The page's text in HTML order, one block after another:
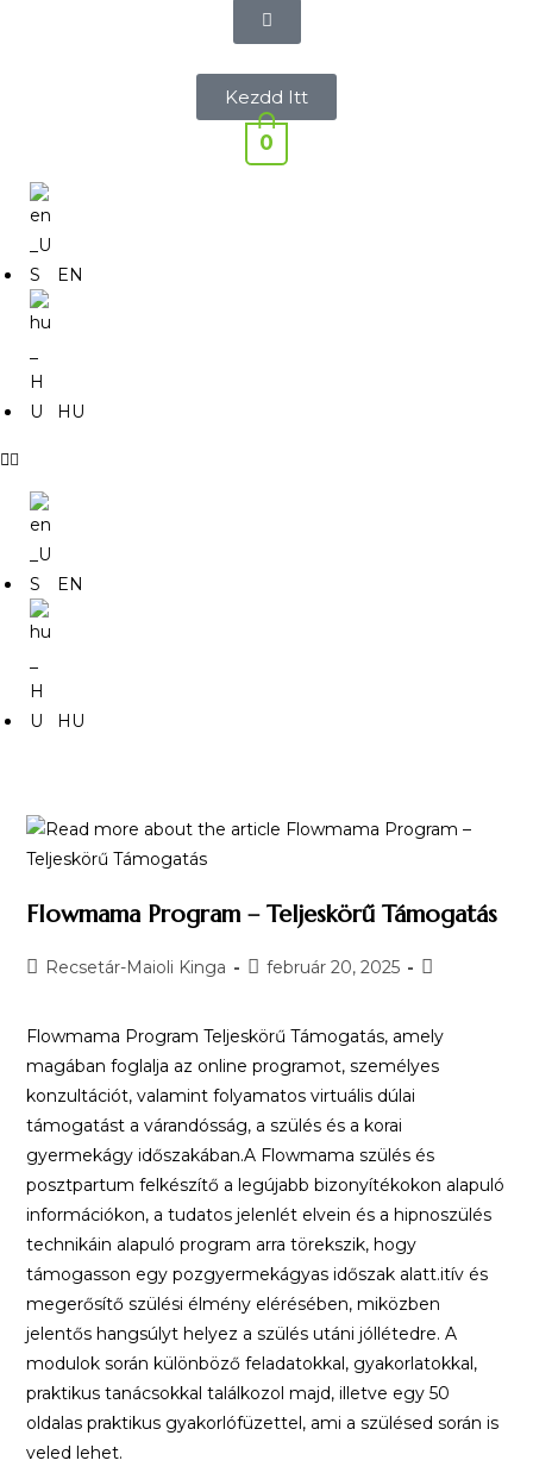
Kezdd Itt
0
EN
HU
EN
HU
Flowmama Program – Teljeskörű Támogatás
Recsetár-Maioli Kinga február 20, 2025
Flowmama Program Teljeskörű Támogatás, amely
magában foglalja az online programot, személyes
konzultációt, valamint folyamatos virtuális dúlai
támogatást a várandósság, a szülés és a korai
gyermekágy időszakában.A Flowmama szülés és
posztpartum felkészítő a legújabb bizonyítékokon alapuló
információkon, a tudatos jelenlét elvein és a hipnoszülés
technikáin alapuló program arra törekszik, hogy
támogasson egy pozgyermekágyas időszak alatt.itív és
megerősítő szülési élmény elérésében, miközben
jelentős hangsúlyt helyez a szülés utáni jóllétedre. A
modulok során különböző feladatokkal, gyakorlatokkal,
praktikus tanácsokkal találkozol majd, illetve egy 50
oldalas praktikus gyakorlófüzettel, ami a szülésed során is
veled lehet.